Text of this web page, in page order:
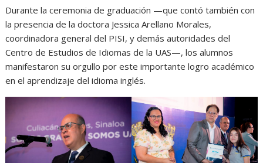
Durante la ceremonia de graduación —que contó también con
la presencia de la doctora Jessica Arellano Morales,
coordinadora general del PISI, y demás autoridades del
Centro de Estudios de Idiomas de la UAS—, los alumnos
manifestaron su orgullo por este importante logro académico
en el aprendizaje del idioma inglés.